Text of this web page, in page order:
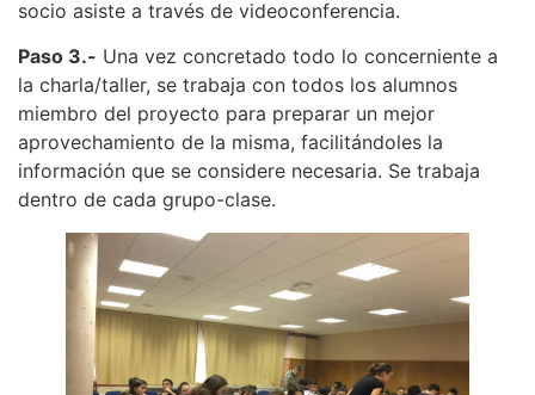
socio asiste a través de videoconferencia.
Paso 3.- Una vez concretado todo lo concerniente a
la charla/taller, se trabaja con todos los alumnos
miembro del proyecto para preparar un mejor
aprovechamiento de la misma, facilitándoles la
información que se considere necesaria. Se trabaja
dentro de cada grupo-clase.